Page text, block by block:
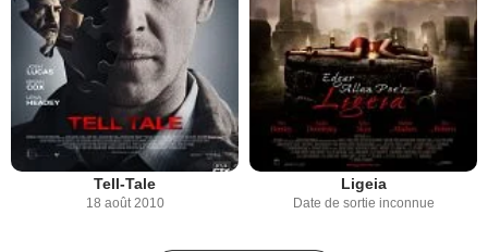
Tell-Tale
18 août 2010
Ligeia
Date de sortie inconnue